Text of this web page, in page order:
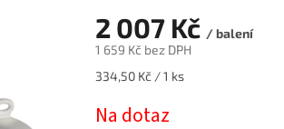
2 007 Kč / balení
1 659 Kč bez DPH
Měrná
334,50 Kč / 1 ks
Na dotaz